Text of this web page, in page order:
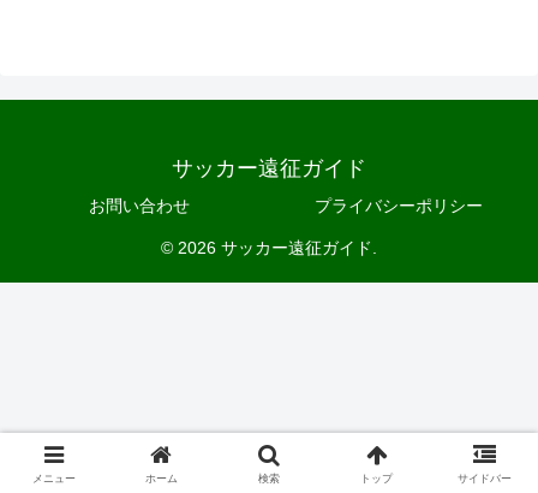
サッカー遠征ガイド
お問い合わせ プライバシーポリシー
© 2026 サッカー遠征ガイド.
メニュー ホーム 検索 トップ サイドバー